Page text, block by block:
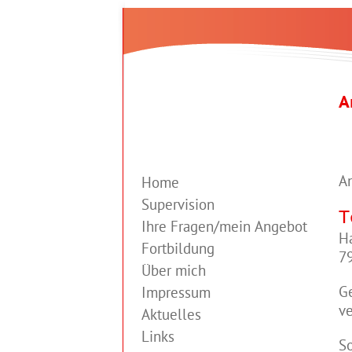
Home
Supervision
Ihre Fragen/mein Angebot
Fortbildung
Über mich
Impressum
Aktuelles
Links